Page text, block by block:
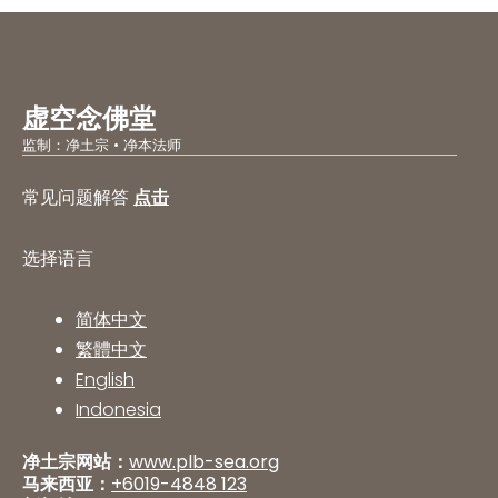
虚空念佛堂
监制：净土宗 • 净本法师
常见问题解答 点击
选择语言
简体中文
繁體中文
English
Indonesia
净土宗网站： www.plb-sea.org
马来西亚： +6019-4848 123